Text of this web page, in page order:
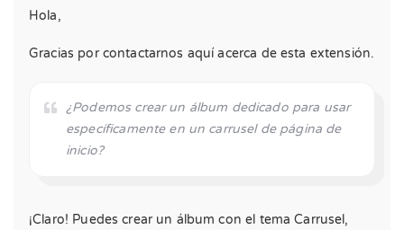
Hola,
Gracias por contactarnos aquí acerca de esta extensión.
¿Podemos crear un álbum dedicado para usar
específicamente en un carrusel de página de
inicio?
¡Claro! Puedes crear un álbum con el tema Carrusel,